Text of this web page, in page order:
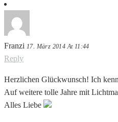
Franzi 17. März 2014 At 11:44
Reply
Herzlichen Glückwunsch! Ich
Auf weitere tolle Jahre mit
Alles Liebe